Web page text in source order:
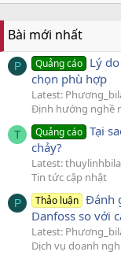
Bài mới nhất
P Quảng cáo Lý
chọn phù hợp
Latest:
Định hướng nghề
T Quảng cáo Tại
chảy?
Latest:
Tin tức cập nhật
P Thảo luận Đánh
Danfoss so với
Latest:
Dịch vụ doanh